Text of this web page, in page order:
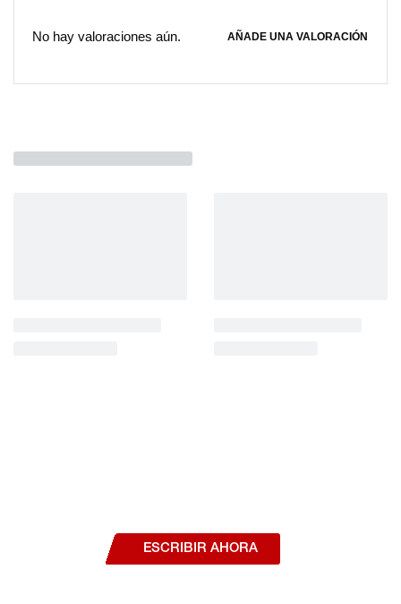
No hay valoraciones aún. AÑADE UNA VALORACIÓN
ESCRIBIR AHORA